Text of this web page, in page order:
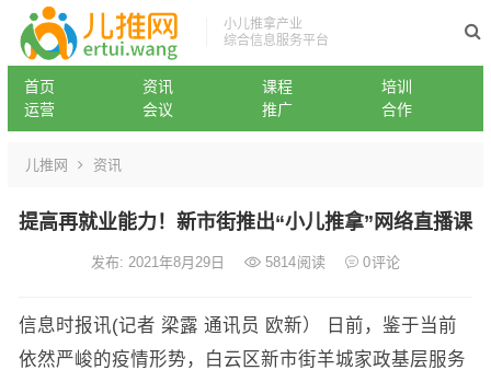
小儿推拿产业
综合信息服务平台
首页 资讯 课程
培训
运营
会议 推广 合作
儿推网 资讯
提高再就业能力！新市街推出“小儿推拿”网络直播课
发布: 2021年8月29日 5814阅读 0评论
信息时报讯(记者 梁露 通讯员 欧新） 日前，鉴于当前
依然严峻的疫情形势，白云区新市街羊城家政基层服务